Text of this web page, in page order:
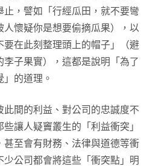
止，譬如「行經瓜田，就不要彎
懷疑你是想要偷摘瓜果），以
要在此刻整理頭上的帽子」（避
子果實），這都是說明「為了
的道理。
間的利益、對公司的忠誠度不
讓人疑竇叢生的「利益衝突」
至會有財務、法律與道德等衝
公司都會將這些「衝突點」明